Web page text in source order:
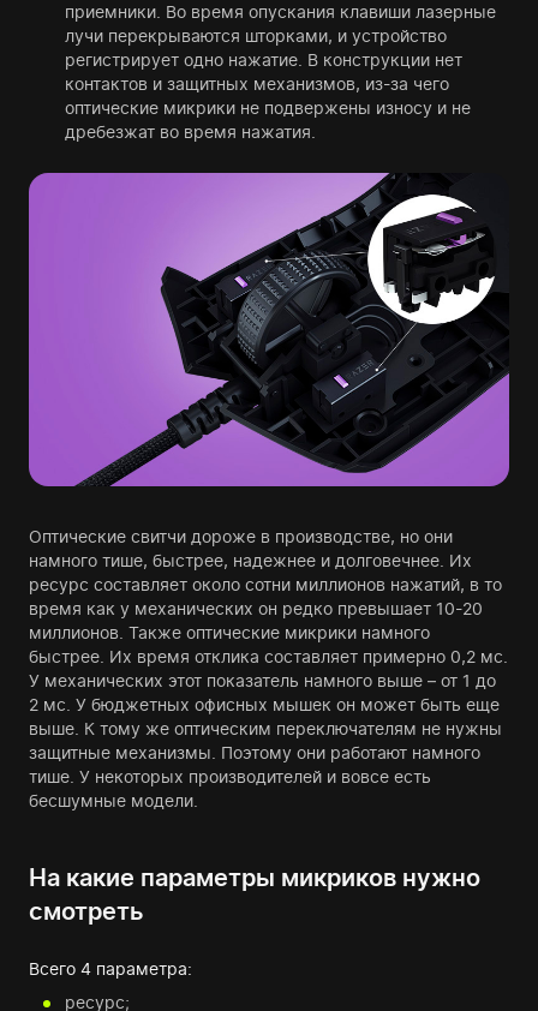
приемники. Во время опускания клавиши лазерные
лучи перекрываются шторками, и устройство
регистрирует одно нажатие. В конструкции нет
контактов и защитных механизмов, из-за чего
оптические микрики не подвержены износу и не
дребезжат во время нажатия.
Оптические свитчи дороже в производстве, но они
намного тише, быстрее, надежнее и долговечнее. Их
ресурс составляет около сотни миллионов нажатий, в то
время как у механических он редко превышает 10-20
миллионов. Также оптические микрики намного
быстрее. Их время отклика составляет примерно 0,2 мс.
У механических этот показатель намного выше – от 1 до
2 мс. У бюджетных офисных мышек он может быть еще
выше. К тому же оптическим переключателям не нужны
защитные механизмы. Поэтому они работают намного
тише. У некоторых производителей и вовсе есть
бесшумные модели.
На какие параметры микриков нужно
смотреть
Всего 4 параметра:
ресурс;